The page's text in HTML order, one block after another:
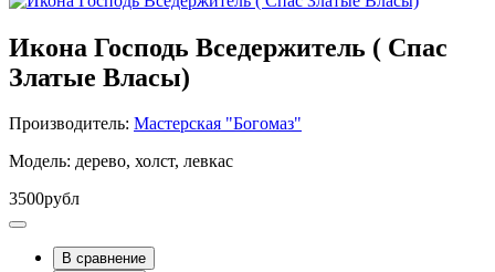
Икона Господь Вседержитель ( Спас
Златые Власы)
Производитель: Мастерская "Богомаз"
Модель: дерево, холст, левкас
3500рубл
В сравнение